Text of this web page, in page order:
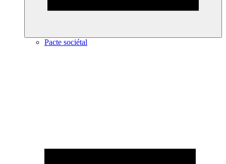
Pacte sociétal